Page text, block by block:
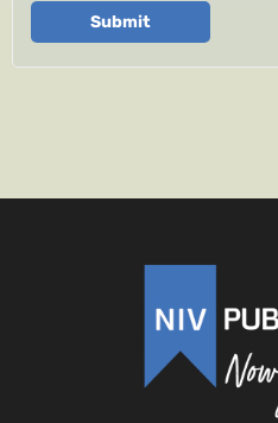
Submit